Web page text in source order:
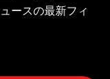
ースの最新フィ